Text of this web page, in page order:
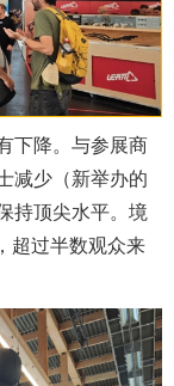
下降。与参展商
减少（新举办的
持顶尖水平。境
超过半数观众来